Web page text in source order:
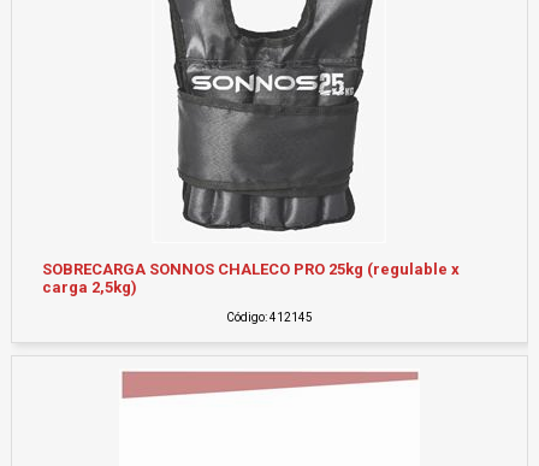
SOBRECARGA SONNOS CHALECO PRO 25kg (regulable x
carga 2,5kg)
Código: 412145